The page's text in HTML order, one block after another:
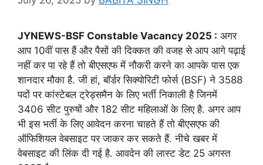
JYNEWS-BSF Constable Vacancy 2025 : अगर
आप 10वीं पास हैं और पैसों की दिक्कत की वजह से आप आगे पढ़ाई
नहीं कर पा रहे हैं तो बीएसएफ में नौकरी करने का आपके पास एक
शानदार मौका है. जी हां, बॉर्डर सिक्योरिटी फोर्स (BSF) ने 3588
पदों पर कांस्टेबल ट्रेड्समैन के लिए भर्ती निकाली है जिनमें
3406 सीट पुरुषों और 182 सीट महिलाओं के लिए है. अगर आप
भी इस भर्ती के लिए आवेदन करना चाहते हैं तो बीएसएफ की
ऑफिशियल वेबसाइट पर जाकर कर सकते हैं. नीचे खबर में
वेबसाइट की लिंक दी गई है. आवदेन की लास्ट डेट 25 अगस्त